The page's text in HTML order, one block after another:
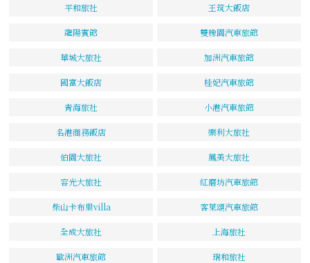
平和旅社 王筑大飯店
龍陽賓館 雙橡園汽車旅館
華城大旅社 加洲汽車旅館
國富大飯店 桂妃汽車旅館
青海旅社 小港汽車旅館
名港商務飯店 樂利大旅社
伯園大旅社 鳳美大旅社
容光大旅社 紅磨坊汽車旅館
柴山卡布里villa 客萊頌汽車旅館
全成大旅社 上海旅社
歐洲汽車旅館 瑞和旅社